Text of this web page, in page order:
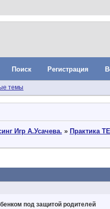
Поиск Регистрация
темы
Игр А.Усачева. » Практика
под защитой родителей